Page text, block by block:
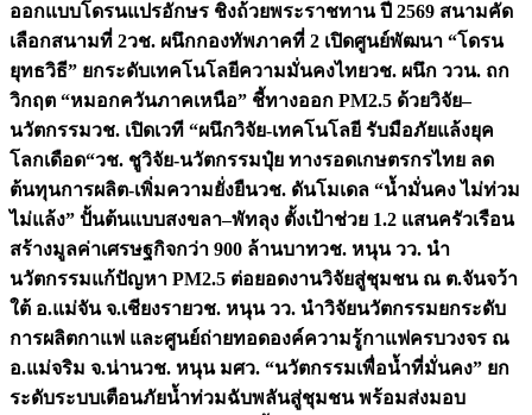
ออกแบบโดรนแปรอักษร ชิงถ้วยพระราชทาน ปี 2569 สนามคัด
เลือกสนามที่ 2วช. ผนึกกองทัพภาคที่ 2 เปิดศูนย์พัฒนา “โดรน
ยุทธวิธี” ยกระดับเทคโนโลยีความมั่นคงไทยวช. ผนึก ววน. ถก
วิกฤต “หมอกควันภาคเหนือ” ชี้ทางออก PM2.5 ด้วยวิจัย–
นวัตกรรมวช. เปิดเวที “ผนึกวิจัย-เทคโนโลยี รับมือภัยแล้งยุค
โลกเดือด“วช. ชูวิจัย-นวัตกรรมปุ๋ย ทางรอดเกษตรกรไทย ลด
ต้นทุนการผลิต-เพิ่มความยั่งยืนวช. ดันโมเดล “น้ำมั่นคง ไม่ท่วม
ไม่แล้ง” ปั้นต้นแบบสงขลา–พัทลุง ตั้งเป้าช่วย 1.2 แสนครัวเรือน
สร้างมูลค่าเศรษฐกิจกว่า 900 ล้านบาทวช. หนุน วว. นำ
นวัตกรรมแก้ปัญหา PM2.5 ต่อยอดงานวิจัยสู่ชุมชน ณ ต.จันจว้า
ใต้ อ.แม่จัน จ.เชียงรายวช. หนุน วว. นำวิจัยนวัตกรรมยกระดับ
การผลิตกาแฟ และศูนย์ถ่ายทอดองค์ความรู้กาแฟครบวงจร ณ
อ.แม่จริม จ.น่านวช. หนุน มศว. “นวัตกรรมเพื่อน้ำที่มั่นคง” ยก
ระดับระบบเตือนภัยน้ำท่วมฉับพลันสู่ชุมชน พร้อมส่งมอบ